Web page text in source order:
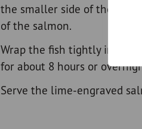
the smaller side of the
of the salmon.
Wrap the fish tightly in
for about 8 hours or
Serve the lime-engraved